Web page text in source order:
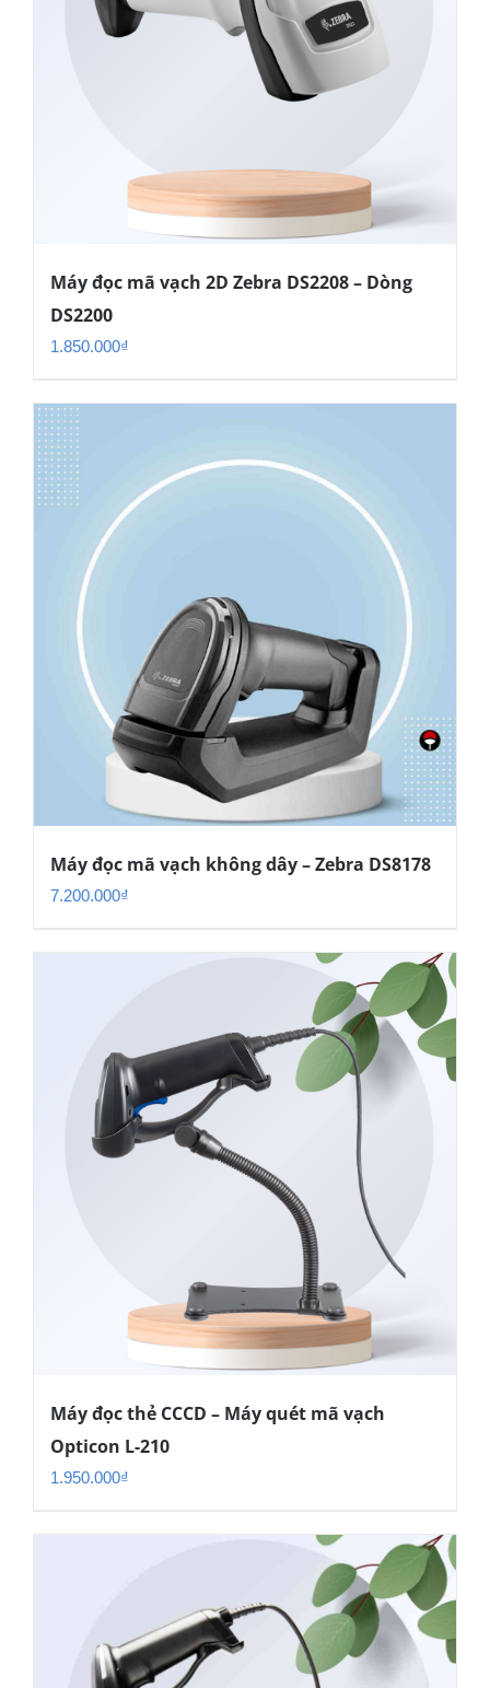
Máy đọc mã vạch 2D Zebra DS2208 – Dòng
DS2200
1.850.000₫
Máy đọc mã vạch không dây – Zebra DS8178
7.200.000₫
Máy đọc thẻ CCCD – Máy quét mã vạch
Opticon L-210
1.950.000₫